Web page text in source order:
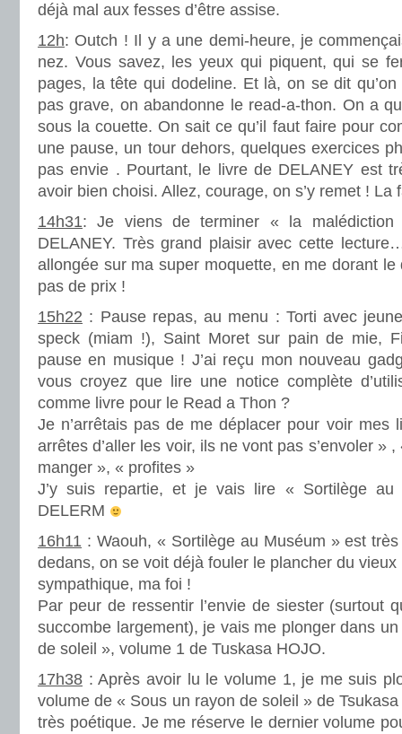
déjà mal aux fesses d’être assise.
12h: Outch ! Il y a une demi-heure, je
nez. Vous savez, les yeux qui piquent, qui se
pages, la tête qui dodeline. Et là, on se dit qu’on
pas grave, on abandonne le read-a-thon. On a
sous la couette. On sait ce qu’il faut faire pour
une pause, un tour dehors, quelques exercices
pas envie . Pourtant, le livre de DELANEY est
avoir bien choisi. Allez, courage, on s’y remet ! La
14h31: Je viens de terminer « la malédiction
DELANEY. Très grand plaisir avec cette
allongée sur ma super moquette, en me dorant le
pas de prix !
15h22 : Pause repas, au menu : Torti avec
speck (miam !), Saint Moret sur pain de mie,
pause en musique ! J’ai reçu mon nouveau
vous croyez que lire une notice complète
comme livre pour le Read a Thon ?
Je n’arrêtais pas de me déplacer pour voir mes
arrêtes d’aller les voir, ils ne vont pas s’envoler »
manger », « profites »
J’y suis repartie, et je vais lire « Sortilège au
DELERM
16h11 : Waouh, « Sortilège au Muséum » est
dedans, on se voit déjà fouler le plancher du
sympathique, ma foi !
Par peur de ressentir l’envie de siester (surtout
succombe largement), je vais me plonger dans
de soleil », volume 1 de Tuskasa HOJO.
17h38 : Après avoir lu le volume 1, je me suis
volume de « Sous un rayon de soleil » de
très poétique. Je me réserve le dernier volume